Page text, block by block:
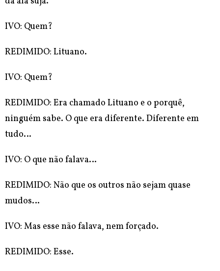
IVO: Quem?
REDIMIDO: Lituano.
IVO: Quem?
REDIMIDO: Era chamado Lituano e o porquê,
ninguém sabe. O que era diferente. Diferente em
tudo…
IVO: O que não falava…
REDIMIDO: Não que os outros não sejam quase
mudos…
IVO: Mas esse não falava, nem forçado.
REDIMIDO: Esse.